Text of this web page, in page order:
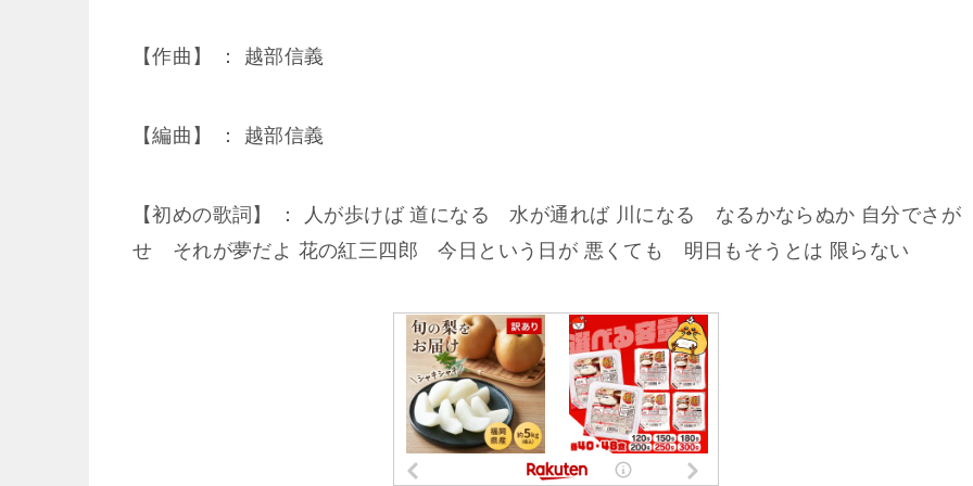
【作曲】 ： 越部信義
【編曲】 ： 越部信義
【初めの歌詞】 ： 人が歩けば 道になる 水が通れば 川になる なるかならぬか 自分でさが
せ それが夢だよ 花の紅三四郎 今日という日が 悪くても 明日もそうとは 限らない